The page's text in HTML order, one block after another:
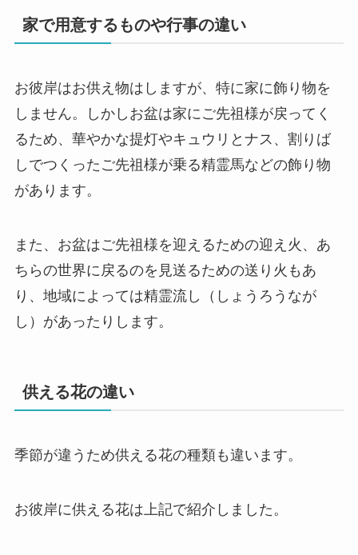
家で用意するものや行事の違い
お彼岸はお供え物はしますが、特に家に飾り物を
しません。しかしお盆は家にご先祖様が戻ってく
るため、華やかな提灯やキュウリとナス、割りば
しでつくったご先祖様が乗る精霊馬などの飾り物
があります。
また、お盆はご先祖様を迎えるための迎え火、あ
ちらの世界に戻るのを見送るための送り火もあ
り、地域によっては精霊流し（しょうろうなが
し）があったりします。
供える花の違い
季節が違うため供える花の種類も違います。
お彼岸に供える花は上記で紹介しました。